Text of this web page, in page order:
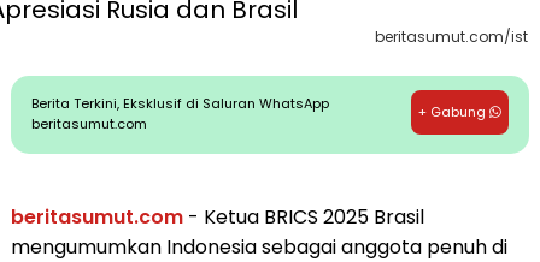
beritasumut.com/ist
Berita Terkini, Eksklusif di Saluran WhatsApp
beritasumut.com
+ Gabung
beritasumut.com- Ketua BRICS 2025 Brasil
mengumumkan Indonesia sebagai anggota penuh di